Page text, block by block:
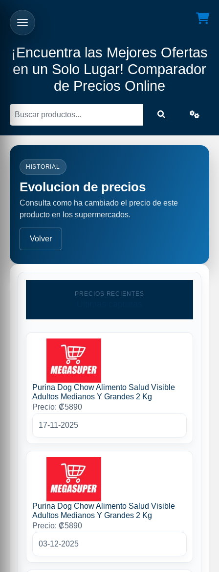
¡Encuentra las Mejores Ofertas
en un Solo Lugar! Comparador
de Precios Online
HISTORIAL
Evolucion de precios
Consulta como ha cambiado el precio de este
producto en los supermercados.
Volver
PRECIOS RECIENTES
Purina Dog Chow Alimento Salud Visible
Adultos Medianos Y Grandes 2 Kg
Precio: ₡5890
17-11-2025
Purina Dog Chow Alimento Salud Visible
Adultos Medianos Y Grandes 2 Kg
Precio: ₡5890
03-12-2025